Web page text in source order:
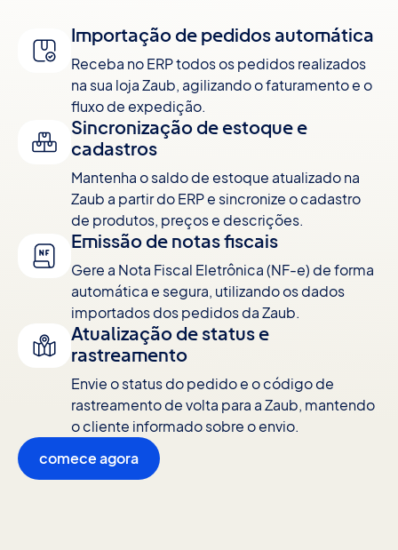
Importação de pedidos automática
Receba no ERP todos os pedidos realizados
na sua loja Zaub, agilizando o faturamento e o
fluxo de expedição.
Sincronização de estoque e
cadastros
Mantenha o saldo de estoque atualizado na
Zaub a partir do ERP e sincronize o cadastro
de produtos, preços e descrições.
Emissão de notas fiscais
Gere a Nota Fiscal Eletrônica (NF-e) de forma
automática e segura, utilizando os dados
importados dos pedidos da Zaub.
Atualização de status e
rastreamento
Envie o status do pedido e o código de
rastreamento de volta para a Zaub, mantendo
o cliente informado sobre o envio.
comece agora